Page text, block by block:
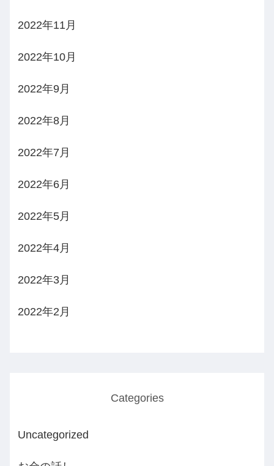
2022年11月
2022年10月
2022年9月
2022年8月
2022年7月
2022年6月
2022年5月
2022年4月
2022年3月
2022年2月
Categories
Uncategorized